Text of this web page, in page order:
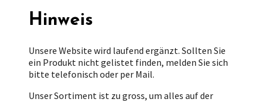
Hinweis
Unsere Website wird laufend ergänzt. Sollten Sie
ein Produkt nicht gelistet finden, melden Sie sich
bitte telefonisch oder per Mail.
Unser Sortiment ist zu gross, um alles auf der